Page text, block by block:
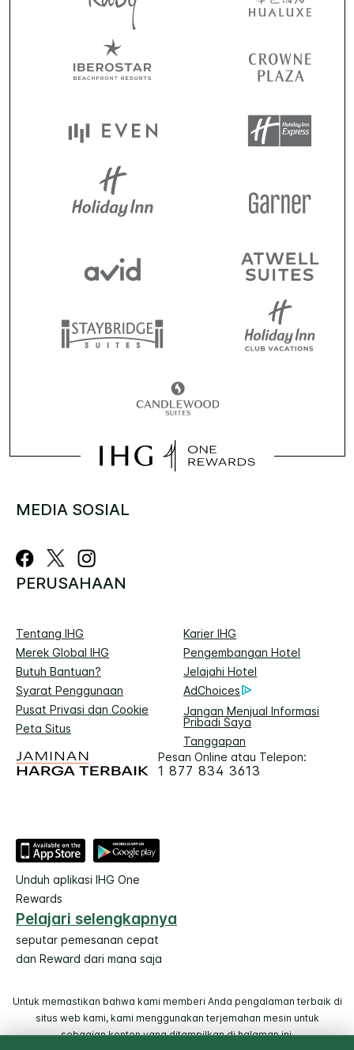
MEDIA SOSIAL
PERUSAHAAN
Tentang IHG
Karier IHG
Merek Global IHG
Pengembangan Hotel
Butuh Bantuan?
Jelajahi Hotel
Syarat Penggunaan
AdChoices
Pusat Privasi dan Cookie
Jangan Menjual Informasi
Pribadi Saya
Peta Situs
Tanggapan
Pesan Online atau Telepon:
1 877 834 3613
Unduh aplikasi IHG One
Rewards
Pelajari selengkapnya
seputar pemesanan cepat
dan Reward dari mana saja
Untuk memastikan bahwa kami memberi Anda pengalaman terbaik di
situs web kami, kami menggunakan terjemahan mesin untuk
sebagian konten yang ditampilkan di halaman ini.